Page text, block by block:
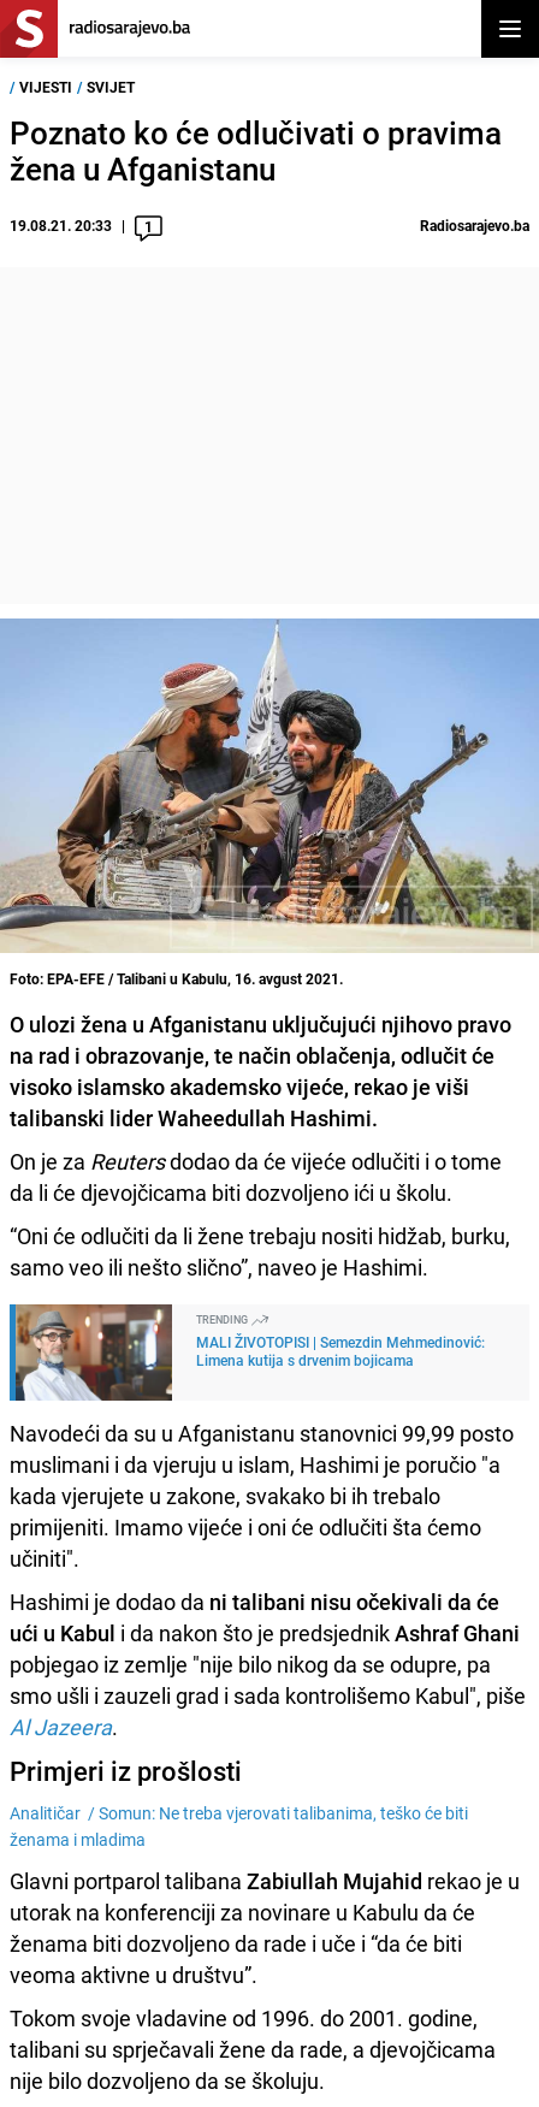
/ VIJESTI / SVIJET
Poznato ko će odlučivati o pravima
žena u Afganistanu
19.08.21. 20:33 1 Radiosarajevo.ba
Foto: EPA-EFE / Talibani u Kabulu, 16. avgust 2021.
O ulozi žena u Afganistanu uključujući njihovo pravo
na rad i obrazovanje, te način oblačenja, odlučit će
visoko islamsko akademsko vijeće, rekao je viši
talibanski liderWaheedullah Hashimi.
On je za Reutersdodao da će vijeće odlučiti i o tome
da li će djevojčicama biti dozvoljeno ići u školu.
“Oni će odlučiti da li žene trebaju nositi hidžab, burku,
samo veo ili nešto slično”, naveo je Hashimi.
TRENDING
MALI ŽIVOTOPISI | Semezdin Mehmedinović:
Limena kutija s drvenim bojicama
Navodeći da su u Afganistanu stanovnici 99,99 posto
muslimani i da vjeruju u islam, Hashimi je poručio "a
kada vjerujete u zakone, svakako bi ih trebalo
primijeniti. Imamo vijeće i oni će odlučiti šta ćemo
učiniti".
Hashimi je dodao da ni talibani nisu očekivali da će
ući u Kabul i da nakon što je predsjednikAshraf Ghani
pobjegao iz zemlje "nije bilo nikog da se odupre, pa
smo ušli i zauzeli grad i sada kontrolišemo Kabul", piše
Al Jazeera.
Primjeri iz prošlosti
Analitičar /Somun: Ne treba vjerovati talibanima, teško će biti
ženama i mladima
Glavni portparol talibana Zabiullah Mujahid rekao je u
utorak na konferenciji za novinare u Kabulu da će
ženama biti dozvoljeno da rade i uče i “da će biti
veoma aktivne u društvu”.
Tokom svoje vladavine od 1996. do 2001. godine,
talibani su sprječavali žene da rade, a djevojčicama
nije bilo dozvoljeno da se školuju.